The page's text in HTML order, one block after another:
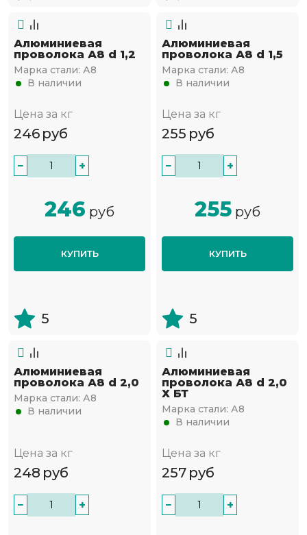
Алюминиевая
проволока А8 d 1,2
Марка стали: А8
В наличии
Цена за кг
246 руб
− +
246 руб
КУПИТЬ
5
Алюминиевая
проволока А8 d 1,5
Марка стали: А8
В наличии
Цена за кг
255 руб
− +
255 руб
КУПИТЬ
5
Алюминиевая
проволока А8 d 2,0
Марка стали: А8
В наличии
Цена за кг
248 руб
− +
Алюминиевая
проволока А8 d 2,0
Х БТ
Марка стали: А8
В наличии
Цена за кг
257 руб
− +